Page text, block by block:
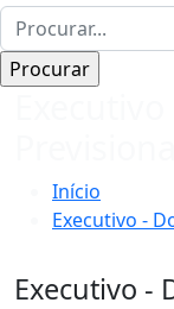
Início
Executivo -
Executivo -